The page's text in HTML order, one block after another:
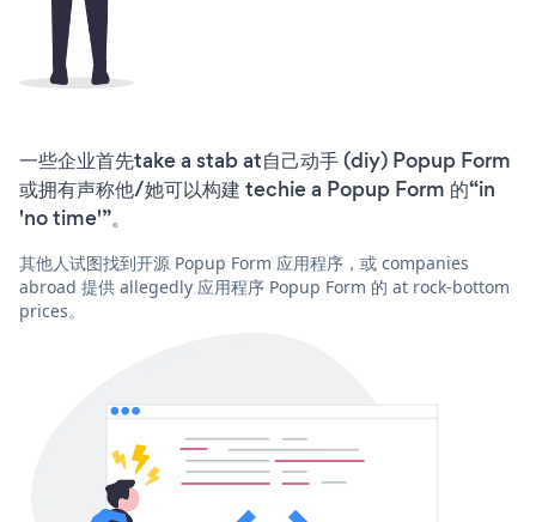
一些企业首先take a stab at自己动手 (diy) Popup Form
或拥有声称他/她可以构建 techie a Popup Form 的“in
'no time'”。
其他人试图找到开源 Popup Form 应用程序，或 companies
abroad 提供 allegedly 应用程序 Popup Form 的 at rock-bottom
prices。